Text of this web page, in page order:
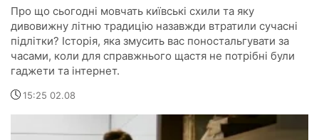
Про що сьогодні мовчать київські схили та яку
дивовижну літню традицію назавжди втратили сучасні
підлітки? Історія, яка змусить вас поностальгувати за
часами, коли для справжнього щастя не потрібні були
гаджети та інтернет.
15:25 02.08